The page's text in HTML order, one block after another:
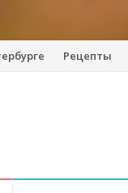
Рецепты